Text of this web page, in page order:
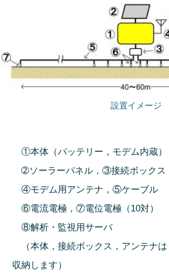
設置イメージ
①本体（バッテリー，モデム内蔵）
➁ソーラーパネル，③接続ボックス
④モデム用アンテナ，⑤ケーブル
⑥電流電極，⑦電位電極（10対）
⑧解析・監視用サーバ
（本体，接続ボックス，アンテナ
収納します）